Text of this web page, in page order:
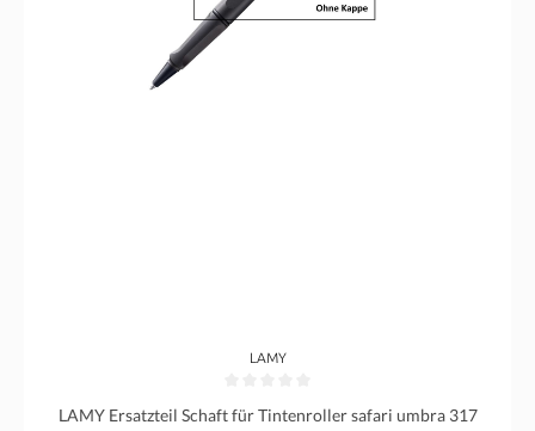
LAMY
LAMY Ersatzteil Schaft für Tintenroller safari umbra 317